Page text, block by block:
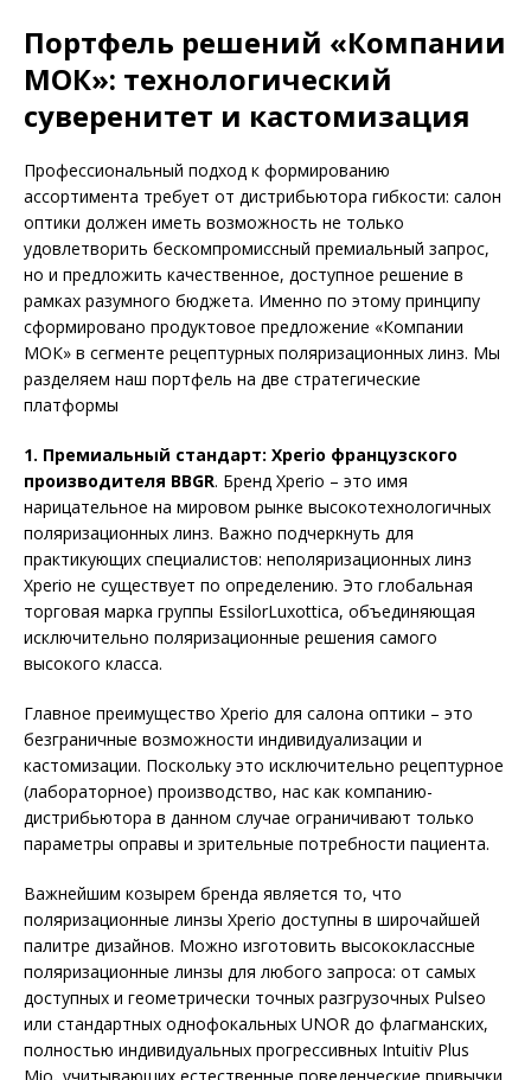
Портфель решений «Компании
МОК»: технологический
суверенитет и кастомизация
Профессиональный подход к формированию
ассортимента требует от дистрибьютора гибкости: салон
оптики должен иметь возможность не только
удовлетворить бескомпромиссный премиальный запрос,
но и предложить качественное, доступное решение в
рамках разумного бюджета. Именно по этому принципу
сформировано продуктовое предложение «Компании
МОК» в сегменте рецептурных поляризационных линз. Мы
разделяем наш портфель на две стратегические
платформы
1. Премиальный стандарт: Xperio французского
производителя BBGR. Бренд Xperio – это имя
нарицательное на мировом рынке высокотехнологичных
поляризационных линз. Важно подчеркнуть для
практикующих специа­листов: неполяризационных линз
Xperio не существует по определению. Это глобальная
торговая марка группы EssilorLuxottica, объединяющая
исключительно поляризационные решения самого
высокого класса.
Главное преимущество Xperio для салона оптики – это
безграничные возможности индивидуализации и
кастомизации. Поскольку это исключительно рецептурное
(лабораторное) производство, нас как компанию-
дистрибьютора в данном случае ограничивают только
параметры оправы и зрительные потребности пациента.
Важнейшим козырем бренда является то, что
поляризационные линзы Xperio доступны в широчайшей
палитре дизайнов. Можно изготовить высококлассные
поляризационные линзы для любого запроса: от самых
доступных и геометрически точных разгрузочных Pulseo
или стандартных однофокальных UNOR до флагманских,
полностью индивидуальных прогрессивных Intuitiv Plus